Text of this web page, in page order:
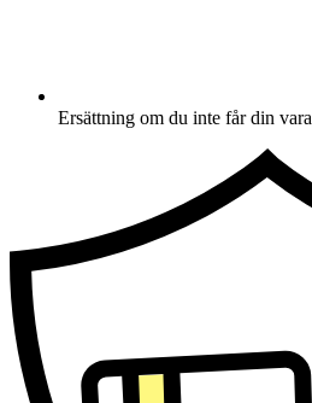
Ersättning om du inte får din vara